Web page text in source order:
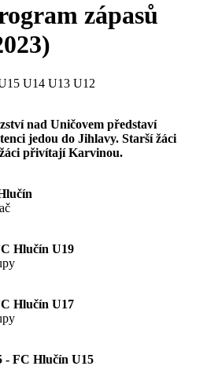
zápasů
U14 U13 U12
nad Uničovem představí
jedou do Jihlavy. Starší žáci
přivítají Karvinou.
Hlučín U19
Hlučín U17
- FC Hlučín U15